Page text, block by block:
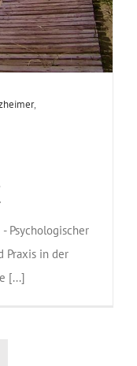
,
Psychologischer
Praxis in der
[...]